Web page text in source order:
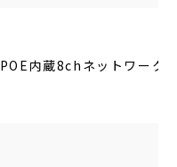
POE内蔵8chネットワーク